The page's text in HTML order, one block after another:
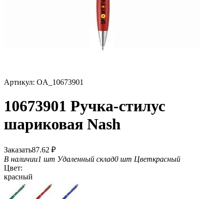
Артикул: OA_10673901
10673901 Ручка-стилус
шариковая Nash
Заказать87.62 ₽
В наличии1 шт Удаленный склад0 шт Цветкрасный
Цвет:
красный